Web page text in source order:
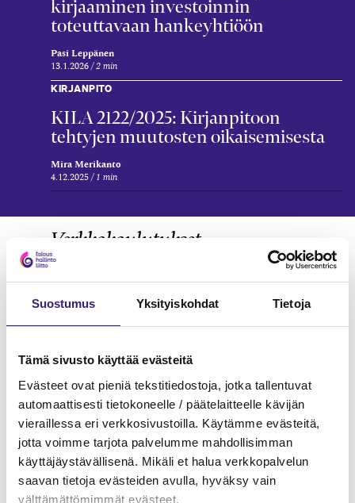
Suostumus Yksityiskohdat Tietoja
Tämä sivusto käyttää evästeitä
Evästeet ovat pieniä tekstitiedostoja, jotka tallentuvat
automaattisesti tietokoneelle / päätelaitteelle kävijän
vieraillessa eri verkkosivustoilla. Käytämme evästeitä,
jotta voimme tarjota palvelumme mahdollisimman
käyttäjäystävällisenä. Mikäli et halua verkkopalvelun
saavan tietoja evästeiden avulla, hyväksy vain
välttämättömimmät evästeet.
kirjaaminen investoinnin
toteuttavaan hankeyhtiöön
Pasi Leppänen
13.1.2026 2 min
KIRJANPITO
KILA 2122/2025: Kirjanpitoon
tehtyjen muutosten oikaisemisesta
Mira Merikanto
4.12.2025 1 min
Verkkokoulutukset